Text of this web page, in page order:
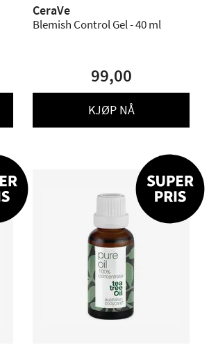
CeraVe
Blemish Control Gel - 40 ml
99,00
KJØP NÅ